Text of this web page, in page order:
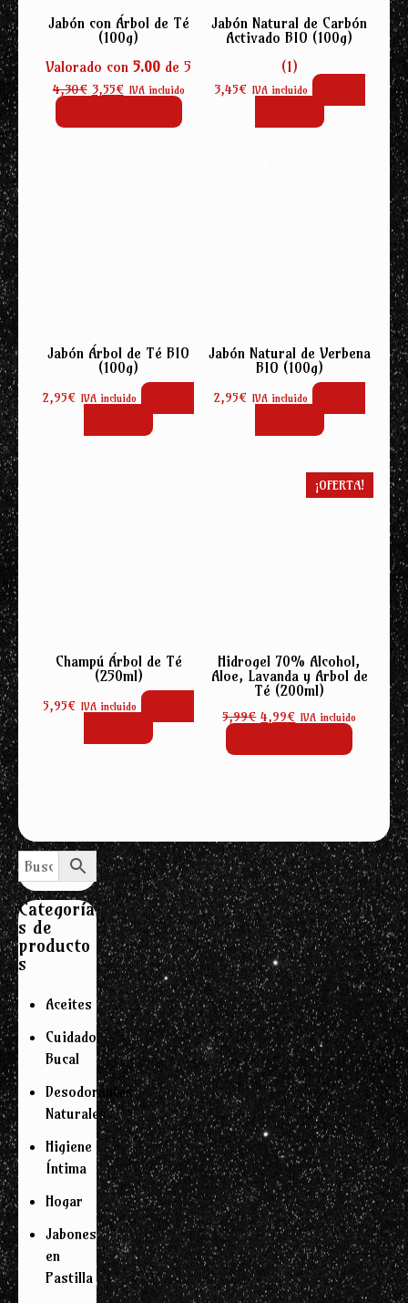
Jabón con Árbol de Té
(100g)
Valorado con5.00 de 5
4,30€ El
3,55€ElIVA incluido
Jabón Natural de Carbón
Activado BIO (100g)
(1)
3,45€ IVA incluido
Jabón Árbol de Té BIO
(100g)
2,95€ IVA incluido
Jabón Natural de Verbena
BIO (100g)
2,95€ IVA incluido
Champú Árbol de Té
(250ml)
5,95€ IVA incluido
¡OFERTA!
Hidrogel 70% Alcohol,
Aloe, Lavanda y Arbol de
Té (200ml)
5,99€ El
original
4,99€ El
actual
IVA incluido
Categoría
s de
producto
s
Aceites
Cuidado
Bucal
Desodorantes
Naturales
Higiene
Íntima
Hogar
Jabones
en
Pastilla